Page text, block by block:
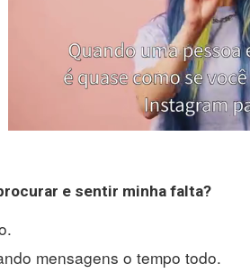
e sentir minha falta?
mensagens o tempo todo.